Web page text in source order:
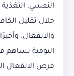
النفسي.
خلال تقليل
والانفعال.
اليومية تساهم
فرص الانفعال